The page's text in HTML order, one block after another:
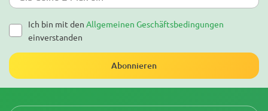
Ich bin mit den Allgemeinen Geschäftsbedingungen
einverstanden
Abonnieren